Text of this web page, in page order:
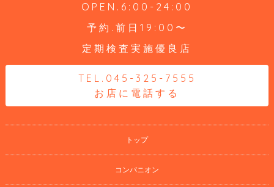
OPEN.6:00-24:00
予約.前日19:00〜
定期検査実施優良店
TEL.045-325-7555
お店に電話する
トップ
コンパニオン